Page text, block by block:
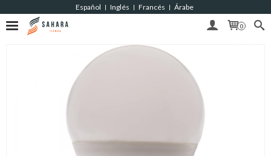
Español | Inglés | Francés | Árabe
0